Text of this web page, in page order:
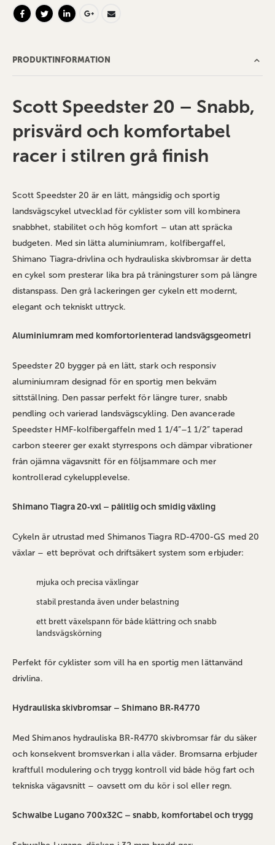
PRODUKTINFORMATION
Scott Speedster 20 – Snabb,
prisvärd och komfortabel
racer i stilren grå finish
Scott Speedster 20 är en lätt, mångsidig och sportig
landsvägscykel utvecklad för cyklister som vill kombinera
snabbhet, stabilitet och hög komfort – utan att spräcka
budgeten. Med sin lätta aluminiumram, kolfibergaffel,
Shimano Tiagra‑drivlina och hydrauliska skivbromsar är detta
en cykel som presterar lika bra på träningsturer som på längre
distanspass. Den grå lackeringen ger cykeln ett modernt,
elegant och tekniskt uttryck.
Aluminiumram med komfortorienterad landsvägsgeometri
Speedster 20 bygger på en lätt, stark och responsiv
aluminiumram designad för en sportig men bekväm
sittställning. Den passar perfekt för längre turer, snabb
pendling och varierad landsvägscykling. Den avancerade
Speedster HMF‑kolfibergaffeln med 1 1/4”–1 1/2” taperad
carbon steerer ger exakt styrrespons och dämpar vibrationer
från ojämna vägavsnitt för en följsammare och mer
kontrollerad cykelupplevelse.
Shimano Tiagra 20‑vxl – pålitlig och smidig växling
Cykeln är utrustad med Shimanos Tiagra RD‑4700‑GS med 20
växlar – ett beprövat och driftsäkert system som erbjuder:
mjuka och precisa växlingar
stabil prestanda även under belastning
ett brett växelspann för både klättring och snabb
landsvägskörning
Perfekt för cyklister som vill ha en sportig men lättanvänd
drivlina.
Hydrauliska skivbromsar – Shimano BR‑R4770
Med Shimanos hydrauliska BR‑R4770 skivbromsar får du säker
och konsekvent bromsverkan i alla väder. Bromsarna erbjuder
kraftfull modulering och trygg kontroll vid både hög fart och
tekniska vägavsnitt – oavsett om du kör i sol eller regn.
Schwalbe Lugano 700x32C – snabb, komfortabel och trygg